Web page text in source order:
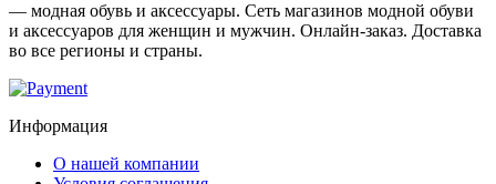
— модная обувь и аксессуары. Сеть магазинов модной обуви
и аксессуаров для женщин и мужчин. Онлайн-заказ. Доставка
во все регионы и страны.
Информация
О нашей компании